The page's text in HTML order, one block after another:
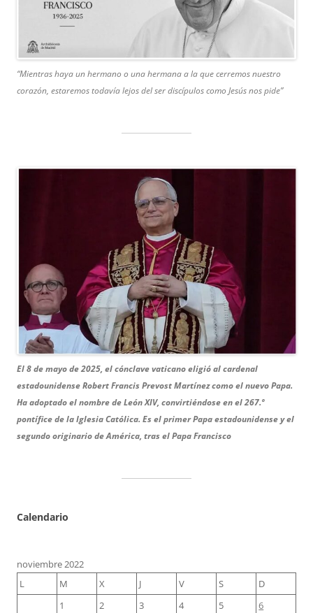
“Mientras haya un hermano o una hermana a la que cerremos nuestro
corazón, estaremos todavía lejos del ser discípulos como Jesús nos pide”
El 8 de mayo de 2025, el cónclave vaticano eligió al cardenal
estadounidense Robert Francis Prevost Martínez como el nuevo Papa.
Ha adoptado el nombre de León XIV, convirtiéndose en el 267.º
pontífice de la Iglesia Católica. Es el primer Papa estadounidense y el
segundo originario de América, tras el Papa Francisco
Calendario
noviembre 2022
L
M X J V S
D
1
2 3 4 5
6